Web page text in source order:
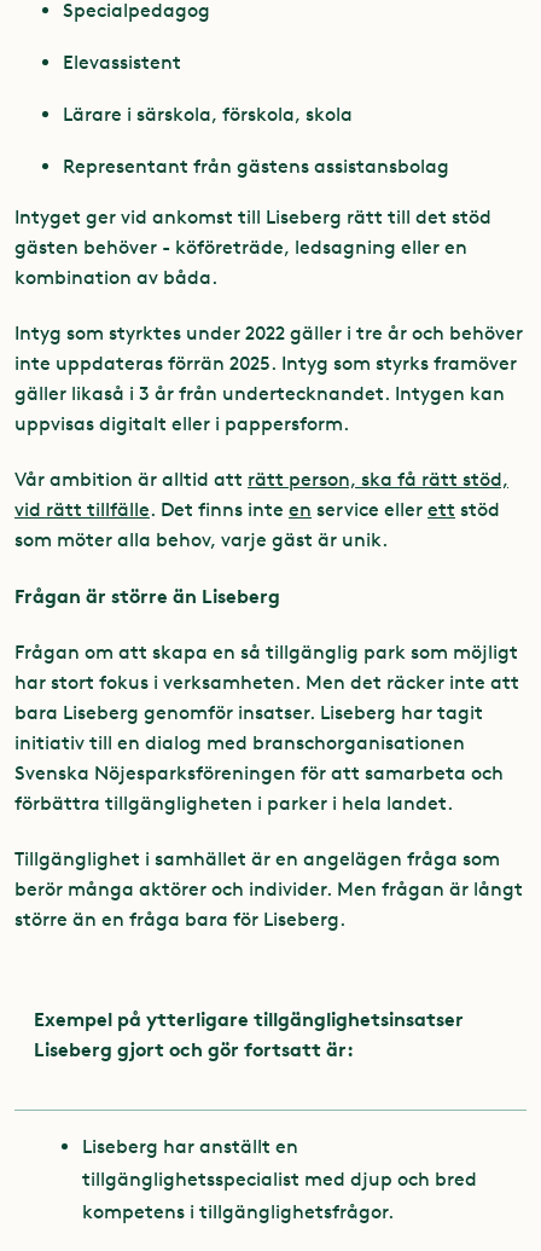
Specialpedagog
Elevassistent
Lärare i särskola, förskola, skola
Representant från gästens assistansbolag
Intyget ger vid ankomst till Liseberg rätt till det stöd
gästen behöver - köföreträde, ledsagning eller en
kombination av båda.
Intyg som styrktes under 2022 gäller i tre år och behöver
inte uppdateras förrän 2025. Intyg som styrks framöver
gäller likaså i 3 år från undertecknandet. Intygen kan
uppvisas digitalt eller i pappersform.
Vår ambition är alltid att rätt person, ska få rätt stöd,
vid rätt tillfälle. Det finns inte en service eller ett stöd
som möter alla behov, varje gäst är unik.
Frågan är större än Liseberg
Frågan om att skapa en så tillgänglig park som möjligt
har stort fokus i verksamheten. Men det räcker inte att
bara Liseberg genomför insatser. Liseberg har tagit
initiativ till en dialog med branschorganisationen
Svenska Nöjesparksföreningen för att samarbeta och
förbättra tillgängligheten i parker i hela landet.
Tillgänglighet i samhället är en angelägen fråga som
berör många aktörer och individer. Men frågan är långt
större än en fråga bara för Liseberg.
Exempel på ytterligare tillgänglighetsinsatser
Liseberg gjort och gör fortsatt är:
Liseberg har anställt en
tillgänglighetsspecialist med djup och bred
kompetens i tillgänglighetsfrågor.